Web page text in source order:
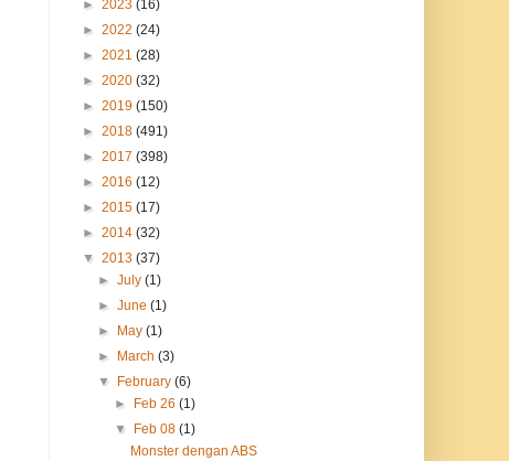
► 2023 (16)
► 2022 (24)
► 2021 (28)
► 2020 (32)
► 2019 (150)
► 2018 (491)
► 2017 (398)
► 2016 (12)
► 2015 (17)
► 2014 (32)
▼ 2013 (37)
►July(1)
►June(1)
► May(1)
► March(3)
▼ February(6)
► Feb 26 (1)
▼ Feb 08 (1)
Monster dengan ABS